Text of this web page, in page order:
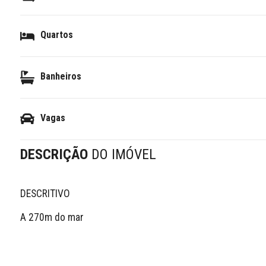
Quartos
Banheiros
Vagas
DESCRIÇÃO DO IMÓVEL
DESCRITIVO
A 270m do mar